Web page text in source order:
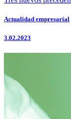
Actualidad empresarial
3.02.2023